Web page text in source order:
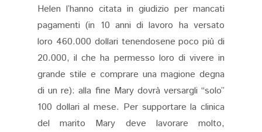
Helen l’hanno citata in giudizio per mancati
pagamenti (in 10 anni di lavoro ha versato
loro 460.000 dollari tenendosene poco più di
20.000, il che ha permesso loro di vivere in
grande stile e comprare una magione degna
di un re): alla fine Mary dovrà versargli “solo”
100 dollari al mese. Per supportare la clinica
del marito Mary deve lavorare molto,